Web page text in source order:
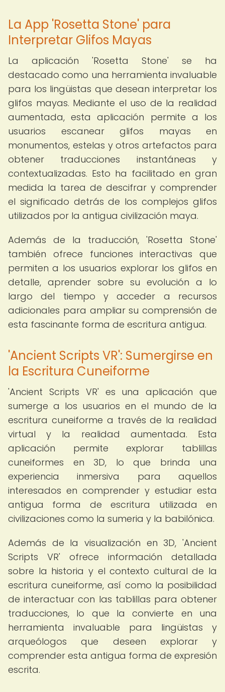
La App 'Rosetta Stone' para
Interpretar Glifos Mayas
La aplicación 'Rosetta Stone' se ha
destacado como una herramienta invaluable
para los lingüistas que desean interpretar los
glifos mayas. Mediante el uso de la realidad
aumentada, esta aplicación permite a los
usuarios escanear glifos mayas en
monumentos, estelas y otros artefactos para
obtener traducciones instantáneas y
contextualizadas. Esto ha facilitado en gran
medida la tarea de descifrar y comprender
el significado detrás de los complejos glifos
utilizados por la antigua civilización maya.
Además de la traducción, 'Rosetta Stone'
también ofrece funciones interactivas que
permiten a los usuarios explorar los glifos en
detalle, aprender sobre su evolución a lo
largo del tiempo y acceder a recursos
adicionales para ampliar su comprensión de
esta fascinante forma de escritura antigua.
'Ancient Scripts VR': Sumergirse en
la Escritura Cuneiforme
'Ancient Scripts VR' es una aplicación que
sumerge a los usuarios en el mundo de la
escritura cuneiforme a través de la realidad
virtual y la realidad aumentada. Esta
aplicación permite explorar tablillas
cuneiformes en 3D, lo que brinda una
experiencia inmersiva para aquellos
interesados en comprender y estudiar esta
antigua forma de escritura utilizada en
civilizaciones como la sumeria y la babilónica.
Además de la visualización en 3D, 'Ancient
Scripts VR' ofrece información detallada
sobre la historia y el contexto cultural de la
escritura cuneiforme, así como la posibilidad
de interactuar con las tablillas para obtener
traducciones, lo que la convierte en una
herramienta invaluable para lingüistas y
arqueólogos que deseen explorar y
comprender esta antigua forma de expresión
escrita.